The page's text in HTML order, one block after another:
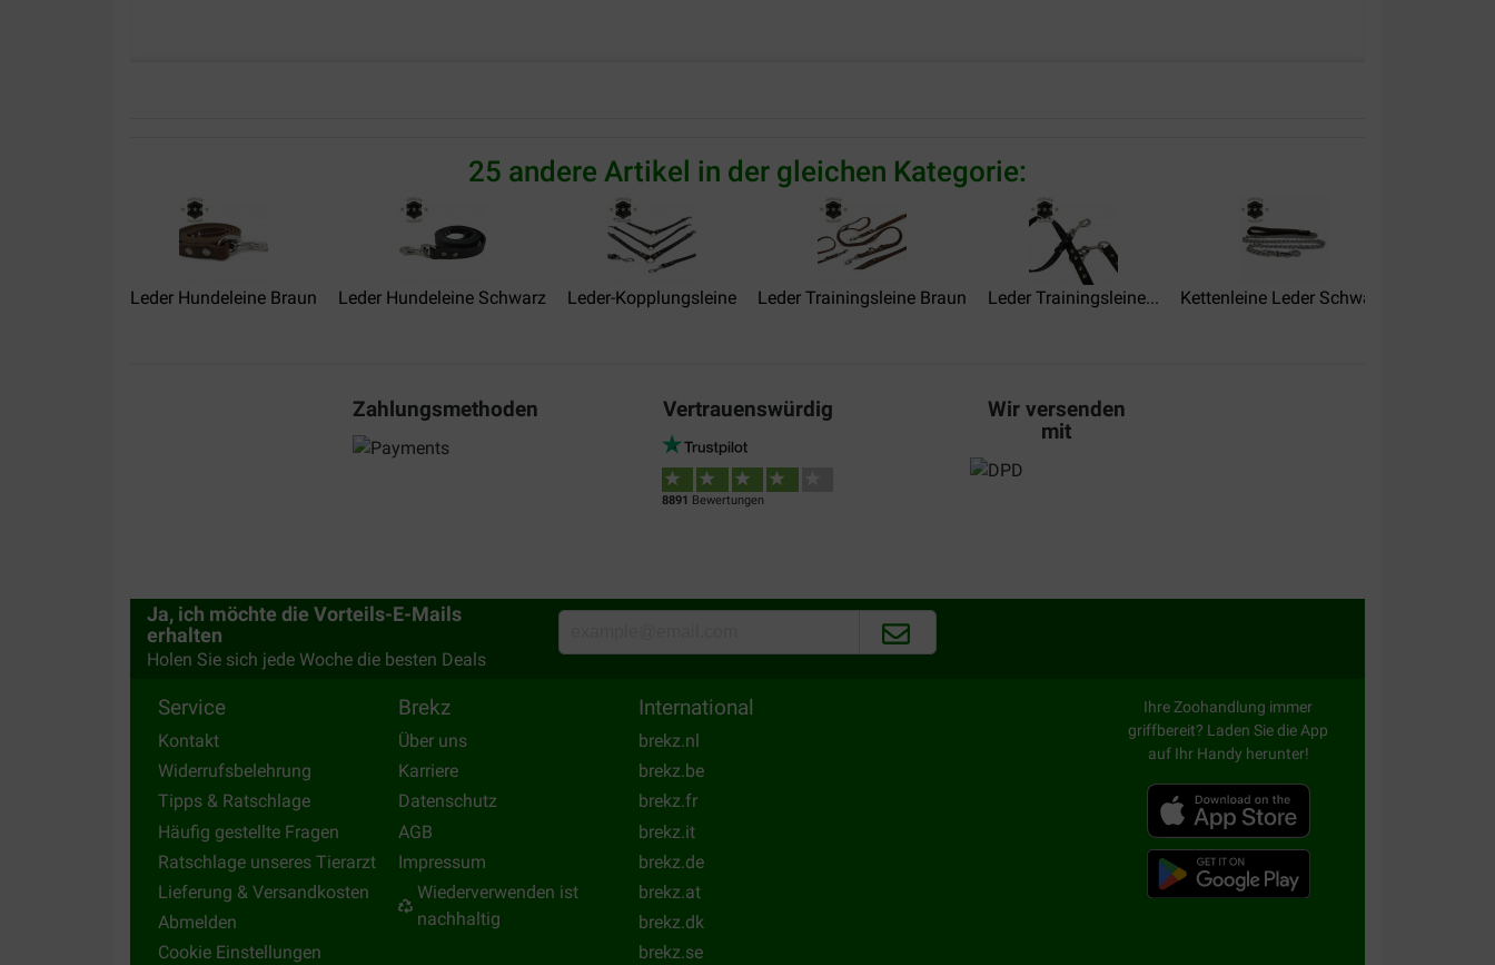
25 andere Artikel in der gleichen Kategorie:
Leder Hundeleine Braun Leder Hundeleine Schwarz Leder-Kopplungsleine Leder Trainingsleine Braun Leder Trainingsleine... Kettenleine Leder Schwarz
Zahlungsmethoden Vertrauenswürdig
8891 Bewertungen
Wir versenden
mit
Ja, ich möchte die Vorteils-E-Mails
erhalten
Holen Sie sich jede Woche die besten Deals
Service
Kontakt
Widerrufsbelehrung
Tipps & Ratschlage
Häufig gestellte Fragen
Ratschlage unseres Tierarzt
Lieferung & Versandkosten
Abmelden
Cookie Einstellungen
Brekz
Über uns
Karriere
Datenschutz
AGB
Impressum
Wiederverwenden ist
nachhaltig
International
brekz.nl
brekz.be
brekz.fr
brekz.it
brekz.de
brekz.at
brekz.dk
brekz.se
Ihre Zoohandlung immer
griffbereit? Laden Sie die App
auf Ihr Handy herunter!